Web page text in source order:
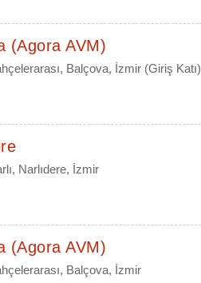
(Agora AVM)
Balçova, İzmir (Giriş Katı)
Narlıdere, İzmir
(Agora AVM)
Balçova, İzmir